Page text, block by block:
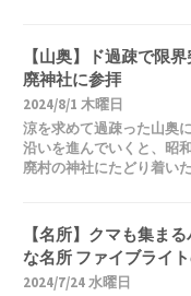
【山奥】ド過疎で限
廃神社に参拝
2024/8/1 木曜日
涼を求めて過疎った山奥
沿いを進んでいくと、昭
廃村の神社にたどり着い
【名所】クマも集ま
な名所 ファイブライ
2024/7/24 水曜日